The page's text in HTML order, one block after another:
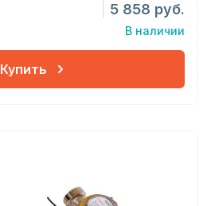
5 858 руб.
В наличии
Купить